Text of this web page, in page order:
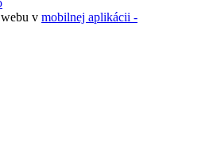
v mobilnej aplikácii -